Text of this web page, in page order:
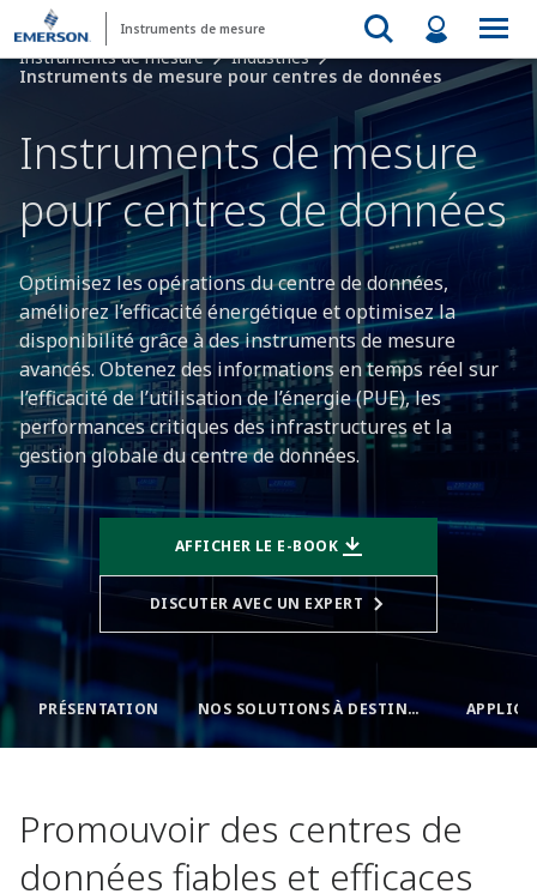
Instruments de mesure
Instruments de mesure
Industries
Instruments de mesure pour centres de données​
Instruments de mesure
pour centres de données​
Optimisez les opérations du centre de données,
améliorez l’efficacité énergétique et optimisez la
disponibilité grâce à des instruments de mesure
avancés. Obtenez des informations en temps réel sur
l’efficacité de l’utilisation de l’énergie (PUE), les
performances critiques des infrastructures et la
gestion globale du centre de données.
AFFICHER LE E-BOOK
DISCUTER AVEC UN EXPERT​
PRÉSENTATION NOS SOLUTIONS À DESTINATION DES CENTRES DE DONNÉES​
Promouvoir des centres de
données fiables et efficaces​